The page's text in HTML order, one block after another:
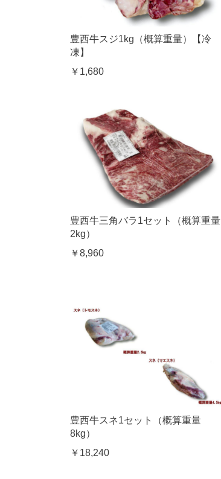
豊西牛スジ1kg（概算重量）【冷
凍】
￥1,680
豊西牛三角バラ1セット（概算重量
2kg）
￥8,960
豊西牛スネ1セット（概算重量
8kg）
￥18,240